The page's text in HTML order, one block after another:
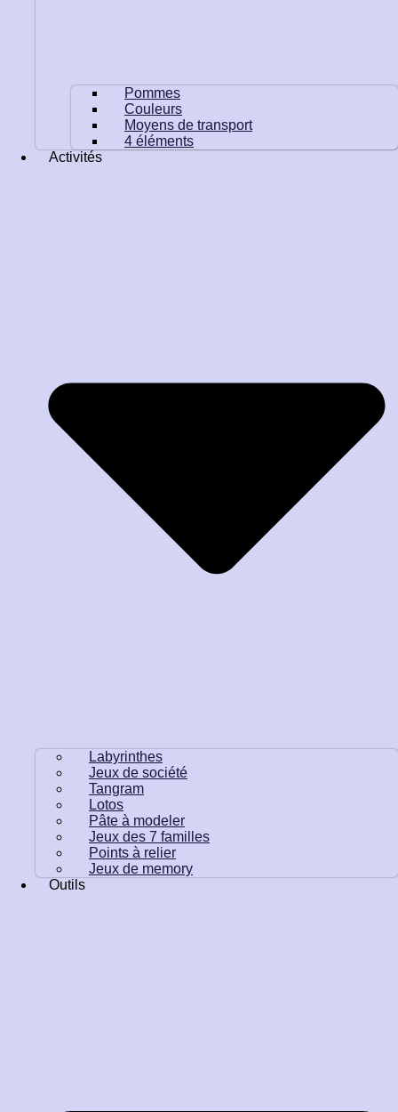
Pommes
Couleurs
Moyens de transport
4 éléments
Activités
Labyrinthes
Jeux de société
Tangram
Lotos
Pâte à modeler
Jeux des 7 familles
Points à relier
Jeux de memory
Outils